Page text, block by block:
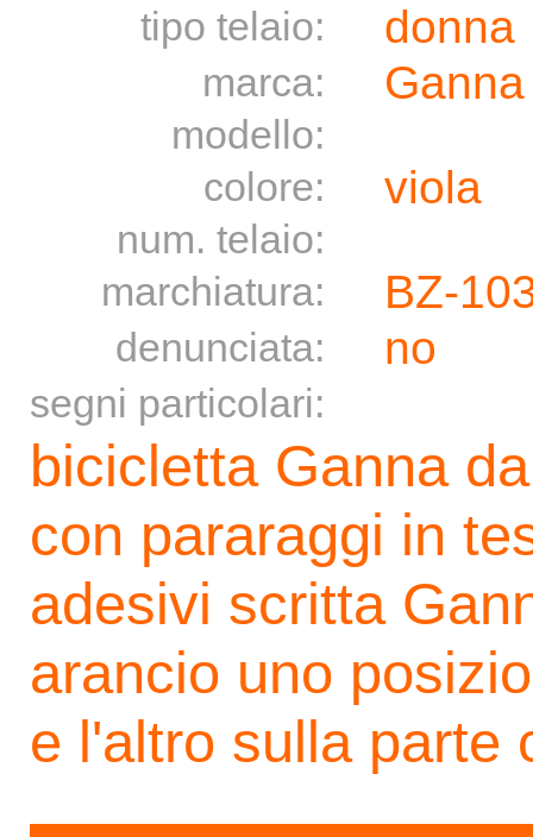
tipo telaio: donna
marca: Ganna
modello:
colore:
viola
num. telaio:
marchiatura:
BZ-
denunciata: no
segni particolari:
bicicletta Ganna
con pararaggi in
adesivi scritta
arancio uno
e l'altro sulla parte